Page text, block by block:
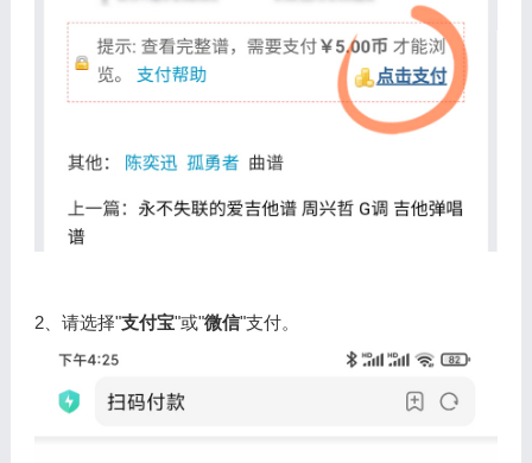
2、请选择"支付宝"或"微信"支付。